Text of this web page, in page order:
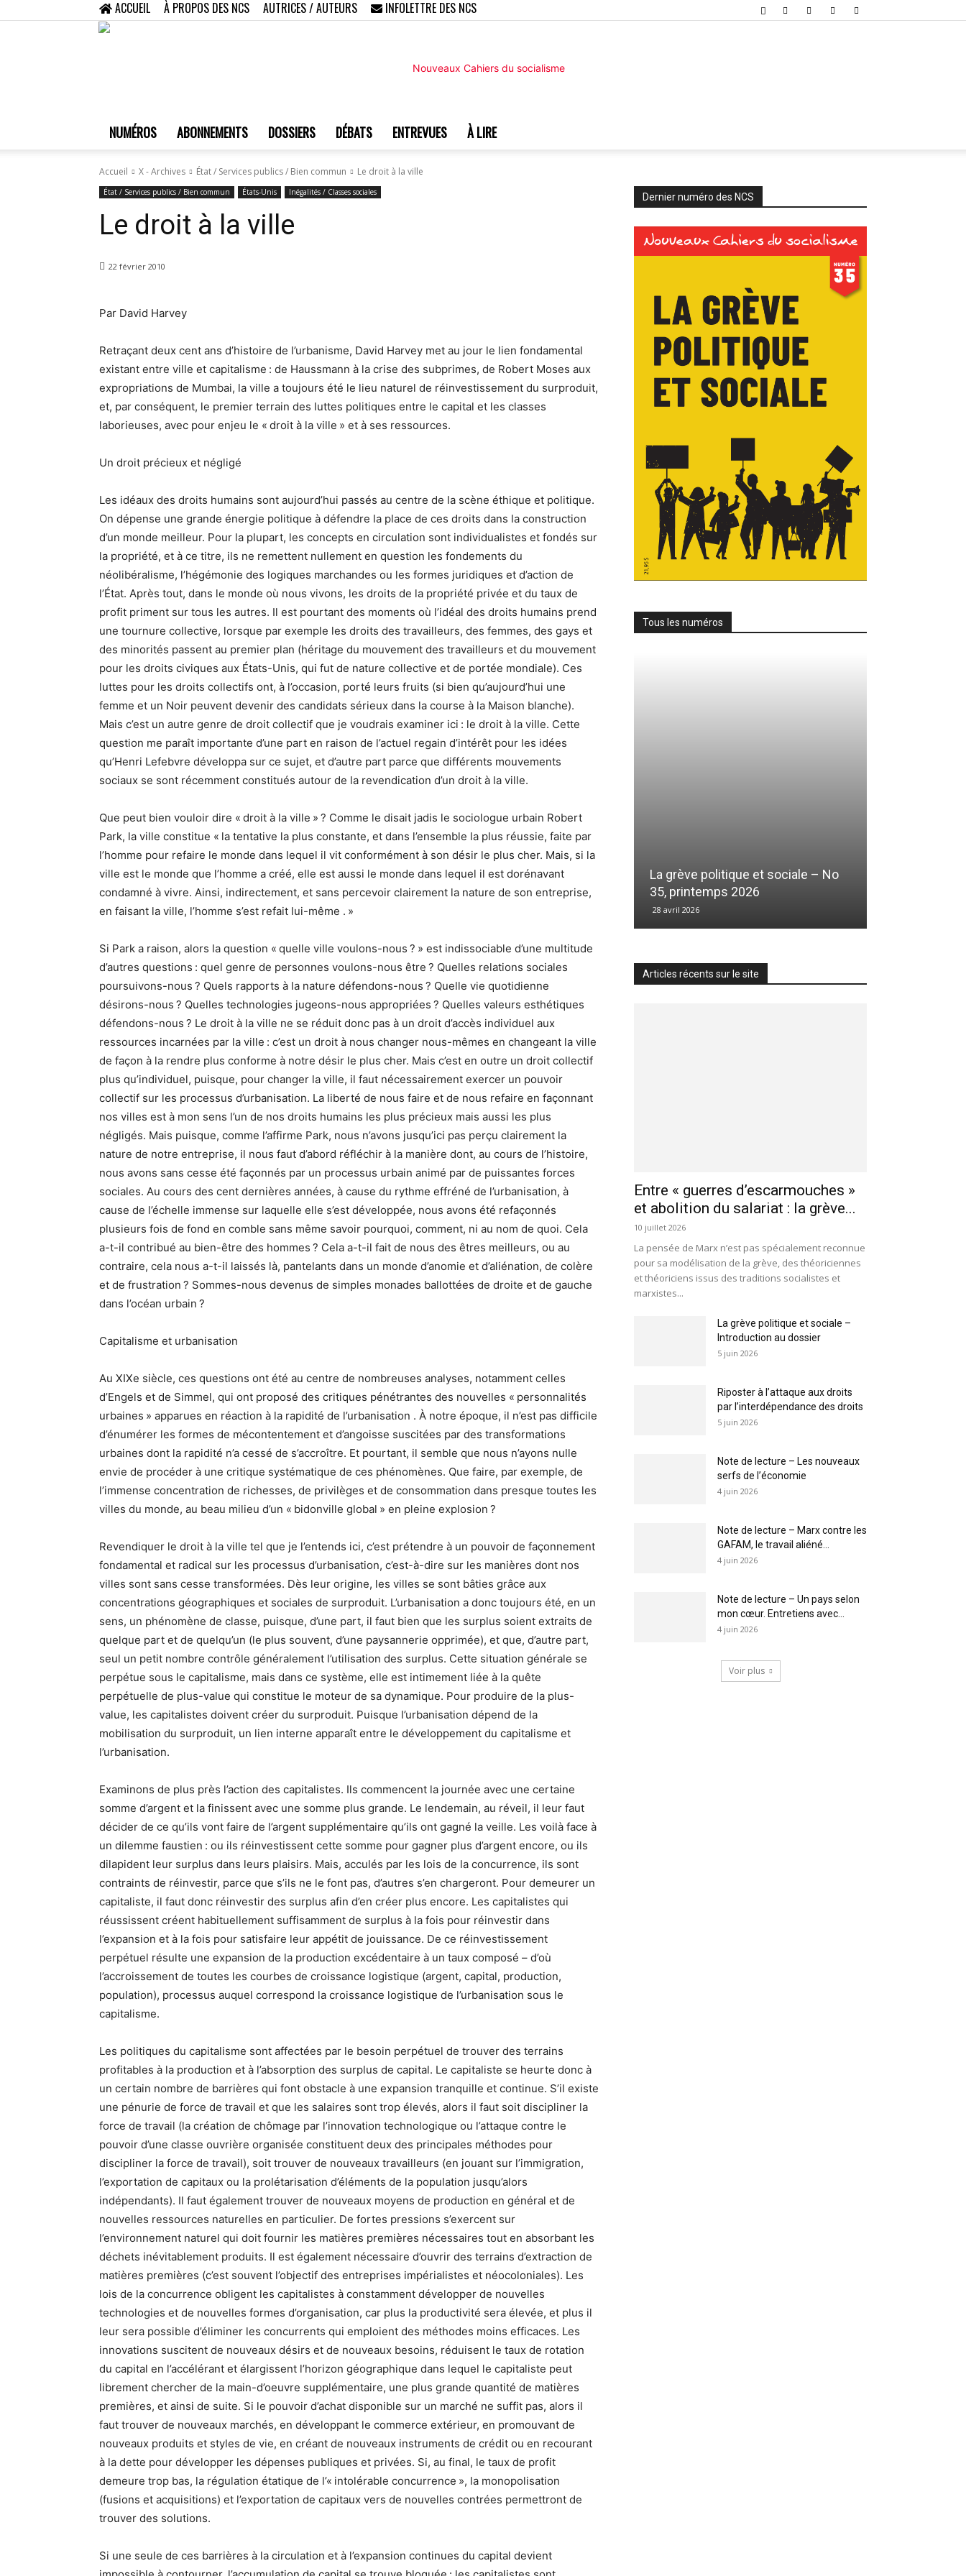
ACCUEIL À PROPOS DES NCS AUTRICES / AUTEURS INFOLETTRE DES NCS
du
NUMÉROS ABONNEMENTS DOSSIERS DÉBATS ENTREVUES À LIRE
Accueil X - Archives État / Services publics / Bien commun Le droit à la ville
État / Services publics / Bien commun États-Unis Inégalités / Classes sociales
Le droit à la ville
22 février 2010
Par David Harvey
Retraçant deux cent ans d’histoire de l’urbanisme, David Harvey met au jour le lien fondamental
existant entre ville et capitalisme : de Haussmann à la crise des subprimes, de Robert Moses aux
expropriations de Mumbai, la ville a toujours été le lieu naturel de réinvestissement du surproduit,
et, par conséquent, le premier terrain des luttes politiques entre le capital et les classes
laborieuses, avec pour enjeu le « droit à la ville » et à ses ressources.
Un droit précieux et négligé
Les idéaux des droits humains sont aujourd’hui passés au centre de la scène éthique et politique.
On dépense une grande énergie politique à défendre la place de ces droits dans la construction
d’un monde meilleur. Pour la plupart, les concepts en circulation sont individualistes et fondés sur
la propriété, et à ce titre, ils ne remettent nullement en question les fondements du
néolibéralisme, l’hégémonie des logiques marchandes ou les formes juridiques et d’action de
l’État. Après tout, dans le monde où nous vivons, les droits de la propriété privée et du taux de
profit priment sur tous les autres. Il est pourtant des moments où l’idéal des droits humains prend
une tournure collective, lorsque par exemple les droits des travailleurs, des femmes, des gays et
des minorités passent au premier plan (héritage du mouvement des travailleurs et du mouvement
pour les droits civiques aux États-Unis, qui fut de nature collective et de portée mondiale). Ces
luttes pour les droits collectifs ont, à l’occasion, porté leurs fruits (si bien qu’aujourd’hui une
femme et un Noir peuvent devenir des candidats sérieux dans la course à la Maison blanche).
Mais c’est un autre genre de droit collectif que je voudrais examiner ici : le droit à la ville. Cette
question me paraît importante d’une part en raison de l’actuel regain d’intérêt pour les idées
qu’Henri Lefebvre développa sur ce sujet, et d’autre part parce que différents mouvements
sociaux se sont récemment constitués autour de la revendication d’un droit à la ville.
Que peut bien vouloir dire « droit à la ville » ? Comme le disait jadis le sociologue urbain Robert
Park, la ville constitue « la tentative la plus constante, et dans l’ensemble la plus réussie, faite par
l’homme pour refaire le monde dans lequel il vit conformément à son désir le plus cher. Mais, si la
ville est le monde que l’homme a créé, elle est aussi le monde dans lequel il est dorénavant
condamné à vivre. Ainsi, indirectement, et sans percevoir clairement la nature de son entreprise,
en faisant la ville, l’homme s’est refait lui-même . »
Si Park a raison, alors la question « quelle ville voulons-nous ? » est indissociable d’une multitude
d’autres questions : quel genre de personnes voulons-nous être ? Quelles relations sociales
poursuivons-nous ? Quels rapports à la nature défendons-nous ? Quelle vie quotidienne
désirons-nous ? Quelles technologies jugeons-nous appropriées ? Quelles valeurs esthétiques
défendons-nous ? Le droit à la ville ne se réduit donc pas à un droit d’accès individuel aux
ressources incarnées par la ville : c’est un droit à nous changer nous-mêmes en changeant la ville
de façon à la rendre plus conforme à notre désir le plus cher. Mais c’est en outre un droit collectif
plus qu’individuel, puisque, pour changer la ville, il faut nécessairement exercer un pouvoir
collectif sur les processus d’urbanisation. La liberté de nous faire et de nous refaire en façonnant
nos villes est à mon sens l’un de nos droits humains les plus précieux mais aussi les plus
négligés. Mais puisque, comme l’affirme Park, nous n’avons jusqu’ici pas perçu clairement la
nature de notre entreprise, il nous faut d’abord réfléchir à la manière dont, au cours de l’histoire,
nous avons sans cesse été façonnés par un processus urbain animé par de puissantes forces
sociales. Au cours des cent dernières années, à cause du rythme effréné de l’urbanisation, à
cause de l’échelle immense sur laquelle elle s’est développée, nous avons été refaçonnés
plusieurs fois de fond en comble sans même savoir pourquoi, comment, ni au nom de quoi. Cela
a-t-il contribué au bien-être des hommes ? Cela a-t-il fait de nous des êtres meilleurs, ou au
contraire, cela nous a-t-il laissés là, pantelants dans un monde d’anomie et d’aliénation, de colère
et de frustration ? Sommes-nous devenus de simples monades ballottées de droite et de gauche
dans l’océan urbain ?
Capitalisme et urbanisation
Au XIXe siècle, ces questions ont été au centre de nombreuses analyses, notamment celles
d’Engels et de Simmel, qui ont proposé des critiques pénétrantes des nouvelles « personnalités
urbaines » apparues en réaction à la rapidité de l’urbanisation . À notre époque, il n’est pas difficile
d’énumérer les formes de mécontentement et d’angoisse suscitées par des transformations
urbaines dont la rapidité n’a cessé de s’accroître. Et pourtant, il semble que nous n’ayons nulle
envie de procéder à une critique systématique de ces phénomènes. Que faire, par exemple, de
l’immense concentration de richesses, de privilèges et de consommation dans presque toutes les
villes du monde, au beau milieu d’un « bidonville global » en pleine explosion ?
Revendiquer le droit à la ville tel que je l’entends ici, c’est prétendre à un pouvoir de façonnement
fondamental et radical sur les processus d’urbanisation, c’est-à-dire sur les manières dont nos
villes sont sans cesse transformées. Dès leur origine, les villes se sont bâties grâce aux
concentrations géographiques et sociales de surproduit. L’urbanisation a donc toujours été, en un
sens, un phénomène de classe, puisque, d’une part, il faut bien que les surplus soient extraits de
quelque part et de quelqu’un (le plus souvent, d’une paysannerie opprimée), et que, d’autre part,
seul un petit nombre contrôle généralement l’utilisation des surplus. Cette situation générale se
perpétue sous le capitalisme, mais dans ce système, elle est intimement liée à la quête
perpétuelle de plus-value qui constitue le moteur de sa dynamique. Pour produire de la plus-
value, les capitalistes doivent créer du surproduit. Puisque l’urbanisation dépend de la
mobilisation du surproduit, un lien interne apparaît entre le développement du capitalisme et
l’urbanisation.
Examinons de plus près l’action des capitalistes. Ils commencent la journée avec une certaine
somme d’argent et la finissent avec une somme plus grande. Le lendemain, au réveil, il leur faut
décider de ce qu’ils vont faire de l’argent supplémentaire qu’ils ont gagné la veille. Les voilà face à
un dilemme faustien : ou ils réinvestissent cette somme pour gagner plus d’argent encore, ou ils
dilapident leur surplus dans leurs plaisirs. Mais, acculés par les lois de la concurrence, ils sont
contraints de réinvestir, parce que s’ils ne le font pas, d’autres s’en chargeront. Pour demeurer un
capitaliste, il faut donc réinvestir des surplus afin d’en créer plus encore. Les capitalistes qui
réussissent créent habituellement suffisamment de surplus à la fois pour réinvestir dans
l’expansion et à la fois pour satisfaire leur appétit de jouissance. De ce réinvestissement
perpétuel résulte une expansion de la production excédentaire à un taux composé – d’où
l’accroissement de toutes les courbes de croissance logistique (argent, capital, production,
population), processus auquel correspond la croissance logistique de l’urbanisation sous le
capitalisme.
Les politiques du capitalisme sont affectées par le besoin perpétuel de trouver des terrains
profitables à la production et à l’absorption des surplus de capital. Le capitaliste se heurte donc à
un certain nombre de barrières qui font obstacle à une expansion tranquille et continue. S’il existe
une pénurie de force de travail et que les salaires sont trop élevés, alors il faut soit discipliner la
force de travail (la création de chômage par l’innovation technologique ou l’attaque contre le
pouvoir d’une classe ouvrière organisée constituent deux des principales méthodes pour
discipliner la force de travail), soit trouver de nouveaux travailleurs (en jouant sur l’immigration,
l’exportation de capitaux ou la prolétarisation d’éléments de la population jusqu’alors
indépendants). Il faut également trouver de nouveaux moyens de production en général et de
nouvelles ressources naturelles en particulier. De fortes pressions s’exercent sur
l’environnement naturel qui doit fournir les matières premières nécessaires tout en absorbant les
déchets inévitablement produits. Il est également nécessaire d’ouvrir des terrains d’extraction de
matières premières (c’est souvent l’objectif des entreprises impérialistes et néocoloniales). Les
lois de la concurrence obligent les capitalistes à constamment développer de nouvelles
technologies et de nouvelles formes d’organisation, car plus la productivité sera élevée, et plus il
leur sera possible d’éliminer les concurrents qui emploient des méthodes moins efficaces. Les
innovations suscitent de nouveaux désirs et de nouveaux besoins, réduisent le taux de rotation
du capital en l’accélérant et élargissent l’horizon géographique dans lequel le capitaliste peut
librement chercher de la main-d’oeuvre supplémentaire, une plus grande quantité de matières
premières, et ainsi de suite. Si le pouvoir d’achat disponible sur un marché ne suffit pas, alors il
faut trouver de nouveaux marchés, en développant le commerce extérieur, en promouvant de
nouveaux produits et styles de vie, en créant de nouveaux instruments de crédit ou en recourant
à la dette pour développer les dépenses publiques et privées. Si, au final, le taux de profit
demeure trop bas, la régulation étatique de l’« intolérable concurrence », la monopolisation
(fusions et acquisitions) et l’exportation de capitaux vers de nouvelles contrées permettront de
trouver des solutions.
Si une seule de ces barrières à la circulation et à l’expansion continues du capital devient
Dernier numéro des NCS
Tous les numéros
La grève politique et sociale – No
35, printemps 2026
28 avril 2026
Articles récents sur le site
Entre « guerres d’escarmouches »
et abolition du salariat : la grève...
10 juillet 2026
La pensée de Marx n’est pas spécialement reconnue
pour sa modélisation de la grève, des théoriciennes
et théoriciens issus des traditions socialistes et
marxistes...
La grève politique et sociale –
Introduction au dossier
5 juin 2026
Riposter à l’attaque aux droits
par l’interdépendance des droits
5 juin 2026
Note de lecture – Les nouveaux
serfs de l’économie
4 juin 2026
Note de lecture – Marx contre les
GAFAM, le travail aliéné...
4 juin 2026
Note de lecture – Un pays selon
mon cœur. Entretiens avec...
4 juin 2026
Voir plus